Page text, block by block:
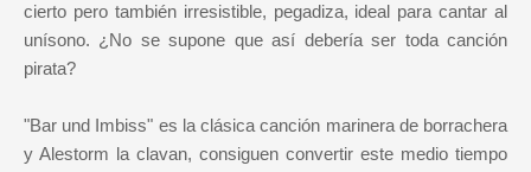
cierto pero también irresistible, pegadiza, ideal para cantar al
unísono. ¿No se supone que así debería ser toda canción
pirata?
"Bar und Imbiss" es la clásica canción marinera de borrachera
y Alestorm la clavan, consiguen convertir este medio tiempo